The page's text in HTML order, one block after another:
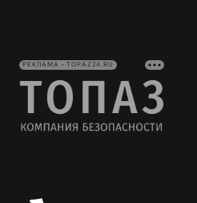
РЕКЛАМА • TOPAZ24.RU